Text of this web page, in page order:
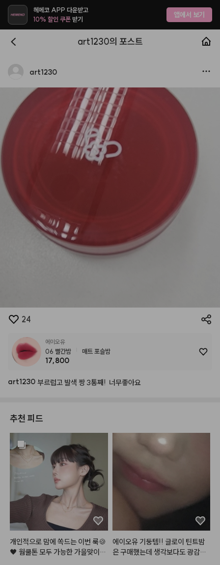
헤메코 APP 다운받고
10% 할인 쿠폰받기 앱에서 보기
art1230의 포스트
art1230
24
에이오유
06 빨간밤 매트 포슬밤
17,800
art1230 부르럽고 발색 짱 3통째! 너무좋아요
추천 피드
개인적으로 맘에 쏙드는 이번 룩🍪
🖤 웜쿨톤 모두 가능한 가을맞이,,
에이오유 기둥템!! 글로이 틴트밤
은 구매했는데 생각보다도 광감이